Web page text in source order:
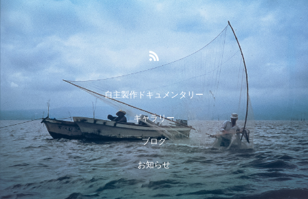
自主製作ドキュメンタリー
ギャラリー
ブログ
お知らせ